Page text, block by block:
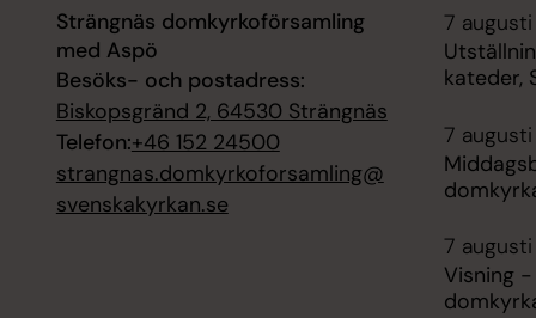
Strängnäs domkyrkoförsamling
med Aspö
Besöks- och postadress:
Biskopsgränd 2, 64530 Strängnäs
Telefon:+46 152 24500
strangnas.domkyrkoforsamling@
svenskakyrkan.se
7 augusti
kateder,
7 augusti
7 augusti
Visning